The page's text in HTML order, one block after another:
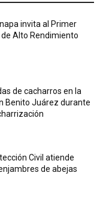
invita al Primer
Alto Rendimiento
de cacharros en la
Benito Juárez durante
Civil atiende
de abejas